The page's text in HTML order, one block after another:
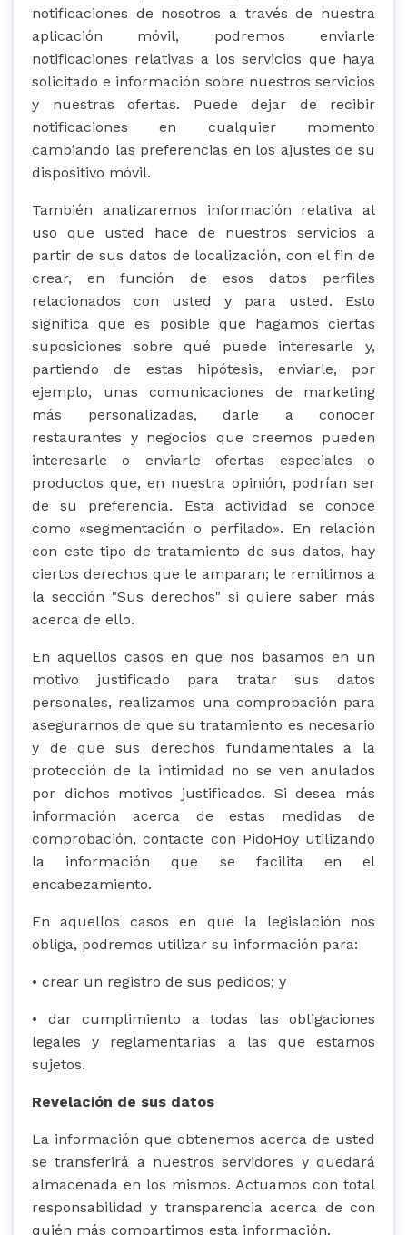
notificaciones de nosotros a través de nuestra
aplicación móvil, podremos enviarle
notificaciones relativas a los servicios que haya
solicitado e información sobre nuestros servicios
y nuestras ofertas. Puede dejar de recibir
notificaciones en cualquier momento
cambiando las preferencias en los ajustes de su
dispositivo móvil.
También analizaremos información relativa al
uso que usted hace de nuestros servicios a
partir de sus datos de localización, con el fin de
crear, en función de esos datos perfiles
relacionados con usted y para usted. Esto
significa que es posible que hagamos ciertas
suposiciones sobre qué puede interesarle y,
partiendo de estas hipótesis, enviarle, por
ejemplo, unas comunicaciones de marketing
más personalizadas, darle a conocer
restaurantes y negocios que creemos pueden
interesarle o enviarle ofertas especiales o
productos que, en nuestra opinión, podrían ser
de su preferencia. Esta actividad se conoce
como «segmentación o perfilado». En relación
con este tipo de tratamiento de sus datos, hay
ciertos derechos que le amparan; le remitimos a
la sección "Sus derechos" si quiere saber más
acerca de ello.
En aquellos casos en que nos basamos en un
motivo justificado para tratar sus datos
personales, realizamos una comprobación para
asegurarnos de que su tratamiento es necesario
y de que sus derechos fundamentales a la
protección de la intimidad no se ven anulados
por dichos motivos justificados. Si desea más
información acerca de estas medidas de
comprobación, contacte con PidoHoy utilizando
la información que se facilita en el
encabezamiento.
En aquellos casos en que la legislación nos
obliga, podremos utilizar su información para:
• crear un registro de sus pedidos; y
• dar cumplimiento a todas las obligaciones
legales y reglamentarias a las que estamos
sujetos.
Revelación de sus datos
La información que obtenemos acerca de usted
se transferirá a nuestros servidores y quedará
almacenada en los mismos. Actuamos con total
responsabilidad y transparencia acerca de con
quién más compartimos esta información.